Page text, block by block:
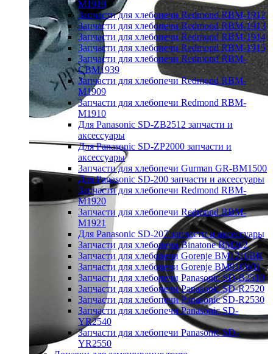
M1919
Запчасти для хлебопечи Redmond RBM-1912
Запчасти для хлебопечи Redmond RBM-1913
Запчасти для хлебопечи Redmond RBM-1914
Запчасти для хлебопечи Redmond RBM-1915
Запчасти для хлебопечи Redmond RBM-
CBM1939
Запчасти для хлебопечи Redmond RBM-
M1909
Запчасти для хлебопечи Redmond RBM-
M1910
Для Panasonic SD-ZB2512 запчасти и
аксессуары
Для Panasonic SD-ZP2000 запчасти и
аксессуары
Запчасти для хлебопечи Gurman GR-BM1500
Для Panasonic SD-200 запчасти и аксессуары
Запчасти для хлебопечи Redmond RBM-
M1920
Запчасти для хлебопечи Redmond RBM-
M1921
Для Panasonic SD-207 запчасти и аксессуары
Запчасти для хлебопечи Binatone BM202
Запчасти для хлебопечи Gorenje BM1210BK
Запчасти для хлебопечи Gorenje BM910WII
Запчасти для хлебопечи Panasonic SD-B2510
Запчасти для хлебопечи Panasonic SD-R2520
Запчасти для хлебопечи Panasonic SD-R2530
Запчасти для хлебопечи Panasonic SD-
YR2540
Запчасти для хлебопечи Panasonic SD-
YR2550